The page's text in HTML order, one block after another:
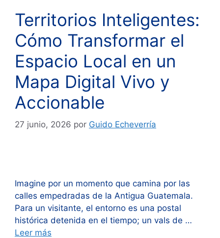
Territorios Inteligentes:
Cómo Transformar el
Espacio Local en un
Mapa Digital Vivo y
Accionable
27 junio, 2026 por Guido Echeverría
Imagine por un momento que camina por las
calles empedradas de la Antigua Guatemala.
Para un visitante, el entorno es una postal
histórica detenida en el tiempo; un vals de …
Leer más